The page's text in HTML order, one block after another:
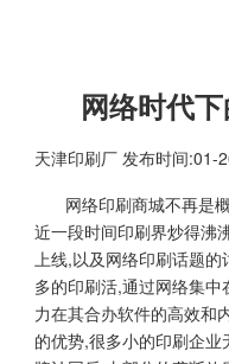
网络时代
天津印刷厂 发布时间:01-
网络印刷商城不再是
近一段时间印刷界炒得沸
上线,以及网络印刷话题
多的印刷活,通过网络集
力在其合办软件的高效和
的优势,很多小的印刷企